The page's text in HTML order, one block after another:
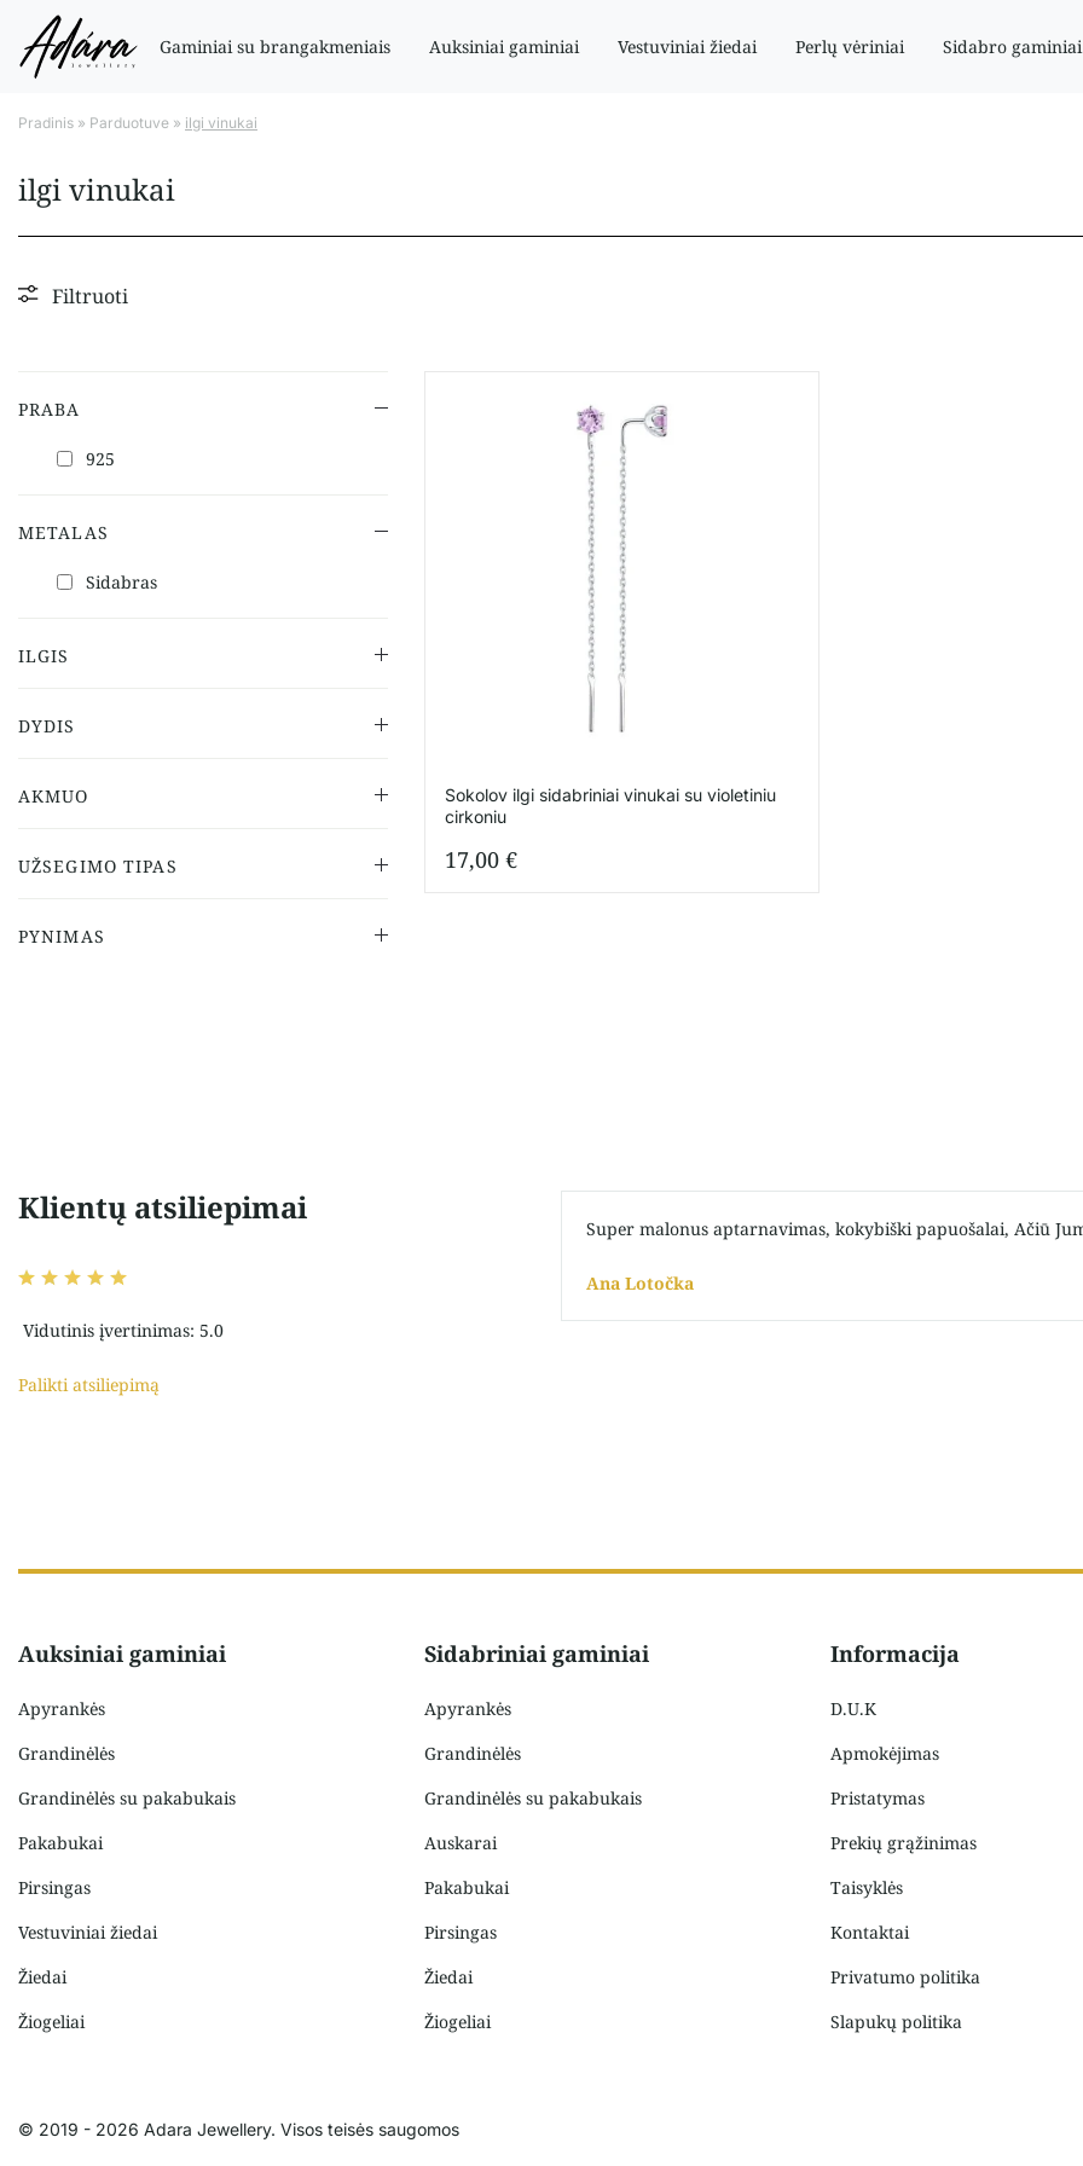
Gaminiai su brangakmeniais Auksiniai gaminiai Vestuviniai žiedai Perlų vėriniai Sidabro gaminiai
Pradinis » Parduotuve » ilgi vinukai
ilgi vinukai
Filtruoti
PRABA
925
METALAS
Sidabras
ILGIS
DYDIS
AKMUO
UŽSEGIMO TIPAS
PYNIMAS
Sokolov ilgi sidabriniai vinukai su violetiniu
cirkoniu
17,00 €
Klientų atsiliepimai
Vidutinis įvertinimas: 5.0
Palikti atsiliepimą
Super malonus aptarnavimas, kokybiški papuošalai, Ačiū
Ana Lotočka
Auksiniai gaminiai
Apyrankės
Grandinėlės
Grandinėlės su pakabukais
Pakabukai
Pirsingas
Vestuviniai žiedai
Žiedai
Žiogeliai
Sidabriniai gaminiai
Apyrankės
Grandinėlės
Grandinėlės su pakabukais
Auskarai
Pakabukai
Pirsingas
Žiedai
Žiogeliai
Informacija
D.U.K
Apmokėjimas
Pristatymas
Prekių grąžinimas
Taisyklės
Kontaktai
Privatumo politika
Slapukų politika
© 2019 - 2026 Adara Jewellery. Visos teisės saugomos